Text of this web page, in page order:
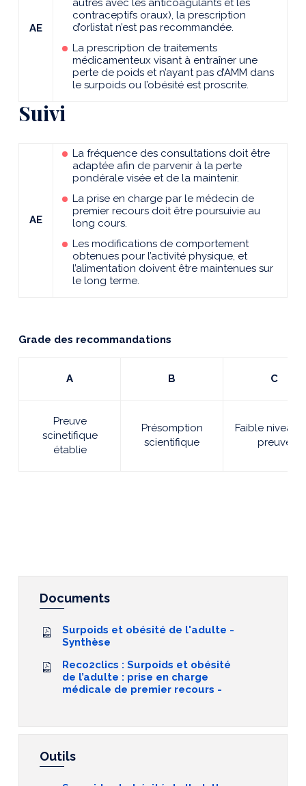
AE
autres avec les anticoagulants et les
contraceptifs oraux), la prescription
d’orlistat n’est pas recommandée.
La prescription de traitements
médicamenteux visant à entraîner une
perte de poids et n’ayant pas d’AMM dans
le surpoids ou l’obésité est proscrite.
Suivi
AE
La fréquence des consultations doit être
adaptée afin de parvenir à la perte
pondérale visée et de la maintenir.
La prise en charge par le médecin de
premier recours doit être poursuivie au
long cours.
Les modifications de comportement
obtenues pour l’activité physique, et
l’alimentation doivent être maintenues sur
le long terme.
Grade des recommandations
A B C
Preuve
scinetifique
établie
Présomption
scientifique
Faible niveau
preuve
Documents
Surpoids et obésité de l'adulte -
Synthèse
Reco2clics : Surpoids et obésité
de l’adulte : prise en charge
médicale de premier recours -
Outils